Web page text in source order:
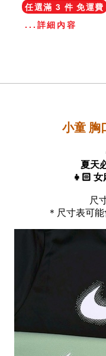
任選滿 3 件 免運費
...詳細內容